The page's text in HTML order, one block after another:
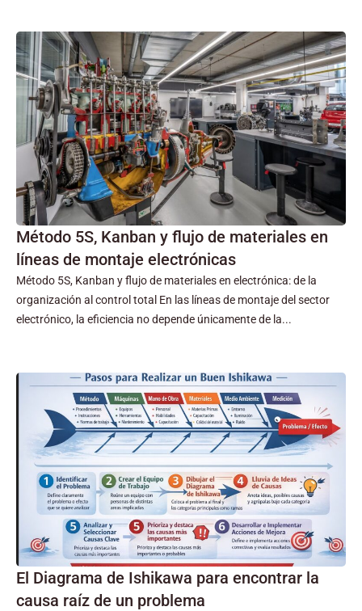
Método 5S, Kanban y flujo de materiales en
líneas de montaje electrónicas
Método 5S, Kanban y flujo de materiales en electrónica: de la
organización al control total En las líneas de montaje del sector
electrónico, la eficiencia no depende únicamente de la...
El Diagrama de Ishikawa para encontrar la
causa raíz de un problema